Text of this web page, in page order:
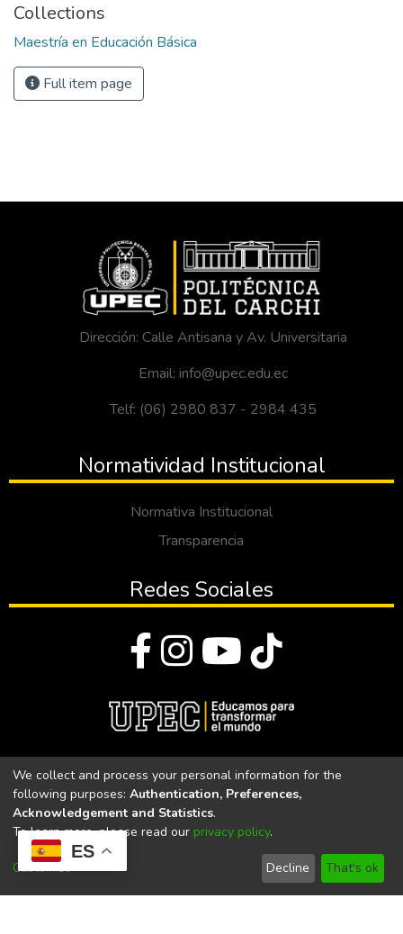
ES
Collections
Maestría en Educación Básica
Full item page
Dirección: Calle Antisana y Av. Universitaria
Email: info@upec.edu.ec
Telf: (06) 2980 837 - 2984 435
Normatividad Institucional
Normativa Institucional
Transparencia
Redes Sociales
Universidad Politécnica Estatal del Carchi
Universidad Politécnica Estatal del Carchi | Acreditada por el
CACES Resolución N°. 160-SE-33-CACES-2020
We collect and process your personal information for the
following purposes: Authentication, Preferences,
Acknowledgement and Statistics.
To learn more, please read our privacy policy.
Customize Decline That's ok